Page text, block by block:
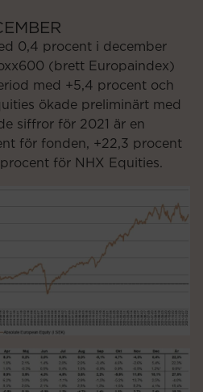
0,4 procent i december
(brett Europaindex)
med +5,4 procent och
ökade preliminärt med
siffror för 2021 är en
för fonden, +22,3 procent
för NHX Equities.